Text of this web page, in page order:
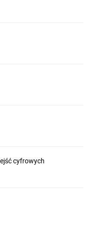
cyfrowych